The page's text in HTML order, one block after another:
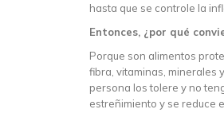
hasta que se controle la
Entonces, ¿por qué
Porque son alimentos
fibra, vitaminas, minerales
persona los tolere y no
estreñimiento y se reduce